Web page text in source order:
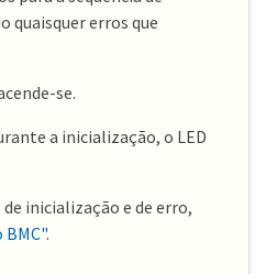
quaisquer erros que
se.
a inicialização, o LED
inicialização e de erro,
BMC".